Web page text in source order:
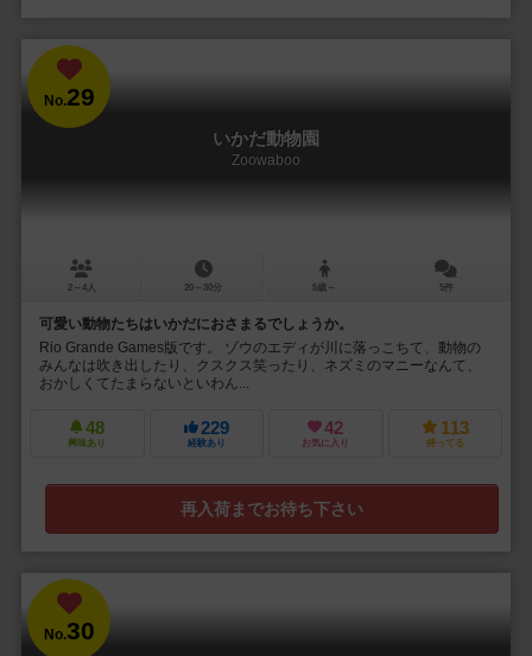
No.29
いかだ動物園
Zoowaboo
2～4人 20～30分 5歳～ 5件
可愛い動物たちはいかだにおさまるでしょうか。
Rio Grande Games版です。 ゾウのエディが川に落っこちて、動物の
みんなは吹き出したり、クスクス笑ったり、ネズミのマニーなんて、
おかしくてたまらないといわん...
48
興味あり
229
経験あり
42
お気に入り
113
持ってる
再入荷までお待ち下さい
No.30